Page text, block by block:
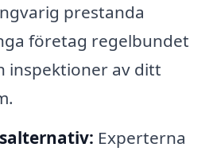
prestanda
företag regelbundet
inspektioner av ditt
Experterna